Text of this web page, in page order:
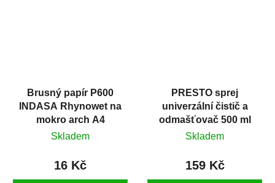
Brusný papír P600
INDASA Rhynowet na
mokro arch A4
Skladem
16 Kč
PRESTO sprej
univerzální čistič a
odmašťovač 500 ml
Skladem
159 Kč